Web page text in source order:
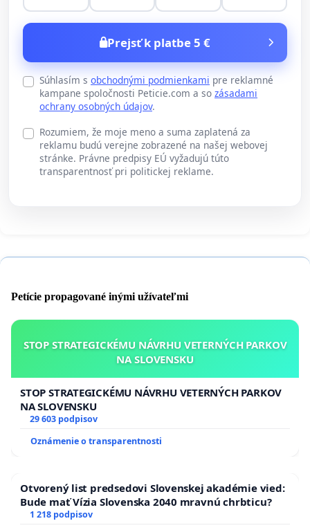
Prejsť k platbe 5 €
Súhlasím s obchodnými podmienkami pre reklamné
kampane spoločnosti Peticie.com a so zásadami
ochrany osobných údajov.
Rozumiem, že moje meno a suma zaplatená za
reklamu budú verejne zobrazené na našej webovej
stránke. Právne predpisy EÚ vyžadujú túto
transparentnosť pri politickej reklame.
Petície propagované inými užívateľmi
STOP STRATEGICKÉMU NÁVRHU VETERNÝCH PARKOV
NA SLOVENSKU
STOP STRATEGICKÉMU NÁVRHU VETERNÝCH PARKOV
NA SLOVENSKU
29 603 podpisov
Oznámenie o transparentnosti
Otvorený list predsedovi Slovenskej akadémie vied:
Bude mať Vízia Slovenska 2040 mravnú chrbticu?
1 218 podpisov